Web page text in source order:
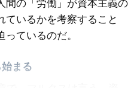
の「労働」が資本主義の
ているかを考察すること
ているのだ。
始まる